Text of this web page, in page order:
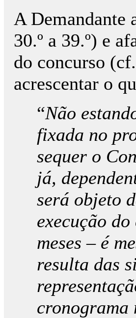
A Demandante
30.º a 39.º) e
do concurso
acrescentar o
“Não
fixada no
sequer o
já,
será objeto
execução
meses – é
resulta das
cronograma